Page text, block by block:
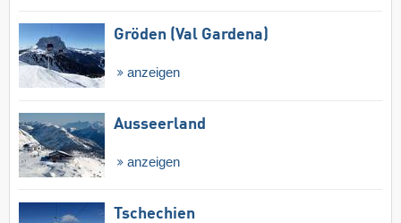
Gröden (Val Gardena)
anzeigen
Ausseerland
anzeigen
Tschechien